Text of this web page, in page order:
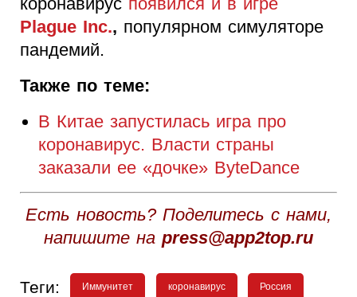
Plague Inc., популярном симуляторе
пандемий.
Также по теме:
В Китае запустилась игра про
коронавирус. Власти страны
заказали ее «дочке» ByteDance
Есть новость? Поделитесь с нами,
напишите на press@app2top.ru
Теги: Иммунитет коронавирус Россия